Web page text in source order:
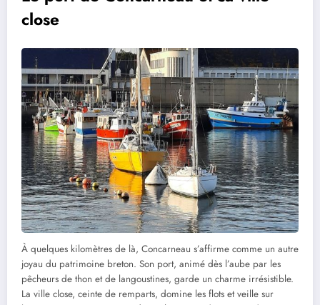
close
À quelques kilomètres de là, Concarneau s’affirme comme un autre
joyau du patrimoine breton. Son port, animé dès l’aube par les
pêcheurs de thon et de langoustines, garde un charme irrésistible.
La ville close, ceinte de remparts, domine les flots et veille sur